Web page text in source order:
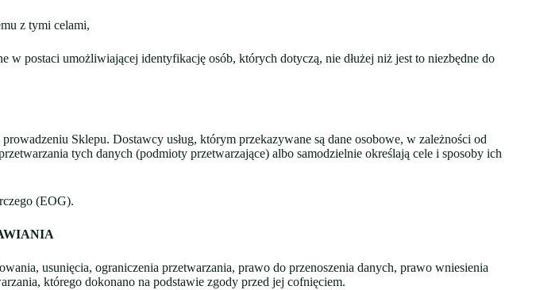
z tymi celami,
postaci umożliwiającej identyfikację osób, których dotyczą, nie dłużej niż jest to niezbędne do
Sklepu. Dostawcy usług, którym przekazywane są dane osobowe, w zależności od
tych danych (podmioty przetwarzające) albo samodzielnie określają cele i sposoby ich
(EOG).
usunięcia, ograniczenia przetwarzania, prawo do przenoszenia danych, prawo wniesienia
którego dokonano na podstawie zgody przed jej cofnięciem.